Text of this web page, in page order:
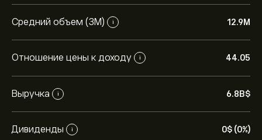
Средний объем (3М) i 12.9M
Отношение цены к доходу i 44.05
Выручка i 6.8B‎$‎
Дивиденды i 0‎$‎ (0%)